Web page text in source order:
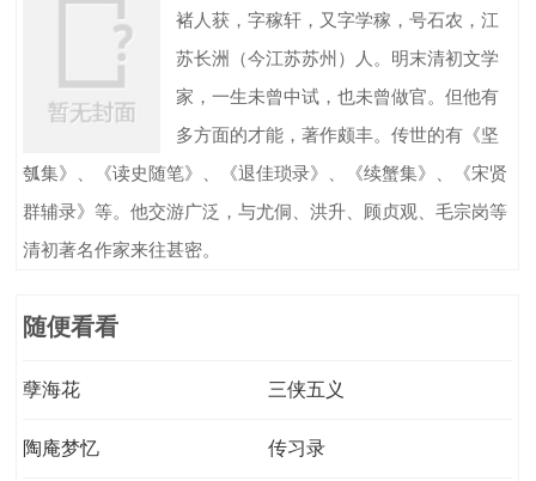
褚人获，字稼轩，又字学稼，号石农，江
苏长洲（今江苏苏州）人。明末清初文学
家，一生未曾中试，也未曾做官。但他有
多方面的才能，著作颇丰。传世的有《坚
瓠集》、《读史随笔》、《退佳琐录》、《续蟹集》、《宋贤
群辅录》等。他交游广泛，与尤侗、洪升、顾贞观、毛宗岗等
清初著名作家来往甚密。
随便看看
孽海花 三侠五义
陶庵梦忆 传习录